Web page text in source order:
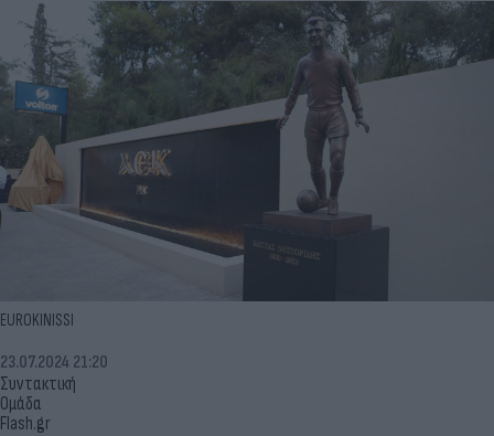
EUROKINISSI
Συντακτική
Ομάδα
Flash.gr
23.07.2024 21:20